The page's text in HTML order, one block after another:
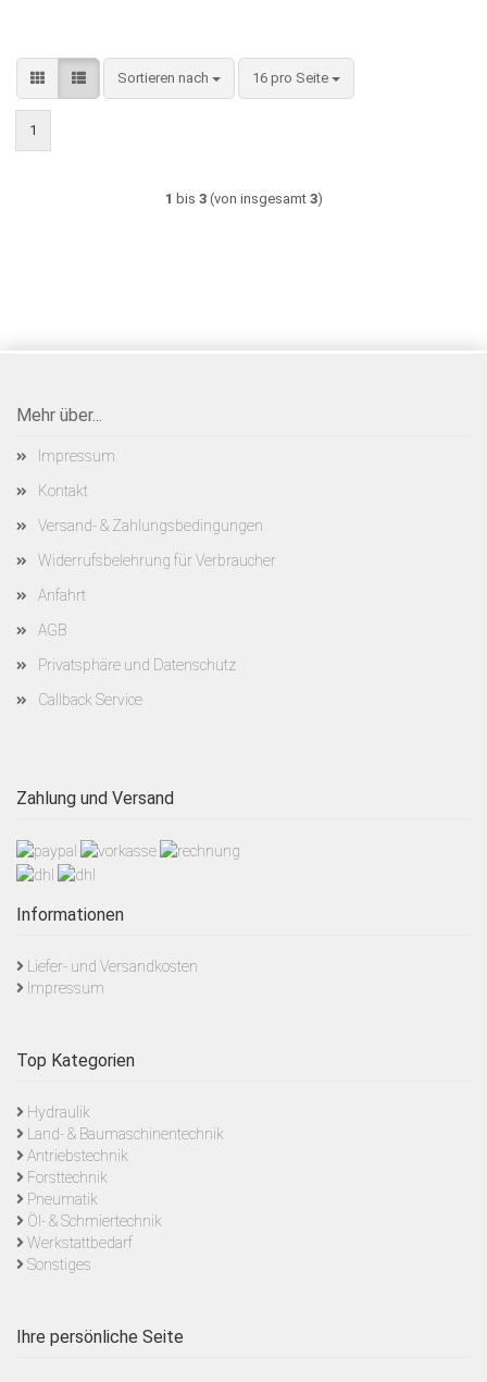
Sortieren nach
Sortieren nach 16 pro Seite
pro Seite
1
1 bis 3(von insgesamt 3)
Mehr über...
Impressum
Kontakt
Versand- & Zahlungsbedingungen
Widerrufsbelehrung für Verbraucher
Anfahrt
AGB
Privatsphäre und Datenschutz
Callback Service
Zahlung und Versand
Informationen
Liefer- und Versandkosten
Impressum
Top Kategorien
Hydraulik
Land- & Baumaschinentechnik
Antriebstechnik
Forsttechnik
Pneumatik
Öl- & Schmiertechnik
Werkstattbedarf
Sonstiges
Ihre persönliche Seite